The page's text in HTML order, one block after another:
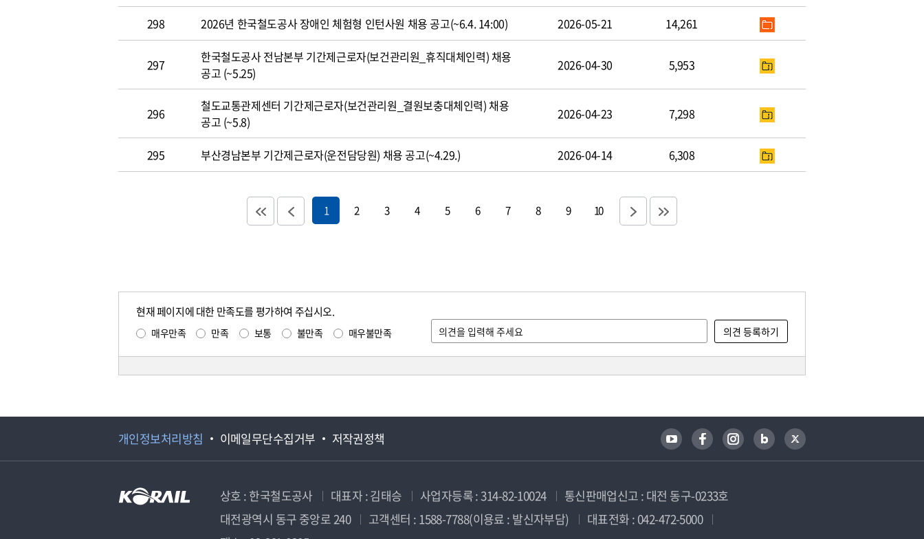
298 2026년 한국철도공사 장애인 체험형 인턴사원 채용 공고(~6.4. 14:00) 2026-05-21 14,261
297
한국철도공사 전남본부 기간제근로자(보건관리원_휴직대체인력) 채용
공고 (~5.25)
2026-04-30 5,953
296
철도교통관제센터 기간제근로자(보건관리원_결원보충대체인력) 채용
공고 (~5.8)
2026-04-23 7,298
295 부산경남본부 기간제근로자(운전담당원) 채용 공고(~4.29.) 2026-04-14 6,308
1 2 3 4 5 6 7 8 9 10
현재 페이지에 대한 만족도를 평가하여 주십시오.
매우만족 만족 보통 불만족 매우불만족
개인정보처리방침 이메일무단수집거부 저작권정책
상호 : 한국철도공사 대표자 : 김태승 사업자등록 : 314-82-10024
통신판매업신고 : 대전 동구-0233호
대전광역시 동구 중앙로 240
고객센터 : 1588-7788(이용료 : 발신자부담)
대표전화 : 042-472-5000